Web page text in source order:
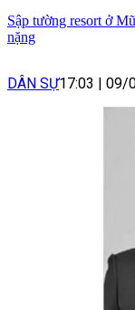
Sập tường resort ở
nặng
DÂN SỰ17:03 09/